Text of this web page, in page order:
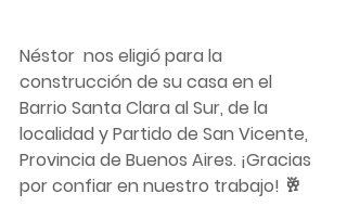
Néstor  nos eligió para la
construcción de su casa en el
Barrio Santa Clara al Sur, de la
localidad y Partido de San Vicente,
Provincia de Buenos Aires. ¡Gracias
por confiar en nuestro trabajo! 🥂